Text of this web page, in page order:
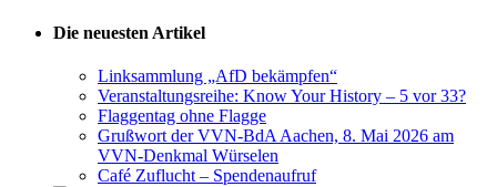
Die neuesten Artikel
Linksammlung „AfD bekämpfen“
Veranstaltungsreihe: Know Your History – 5 vor 33?
Flaggentag ohne Flagge
Grußwort der VVN-BdA Aachen, 8. Mai 2026 am
VVN-Denkmal Würselen
Café Zuflucht – Spendenaufruf